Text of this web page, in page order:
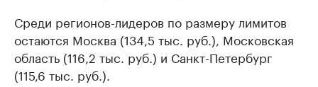
Среди регионов-лидеров по размеру лимитов
остаются Москва (134,5 тыс. руб.), Московская
область (116,2 тыс. руб.) и Санкт-Петербург
(115,6 тыс. руб.).